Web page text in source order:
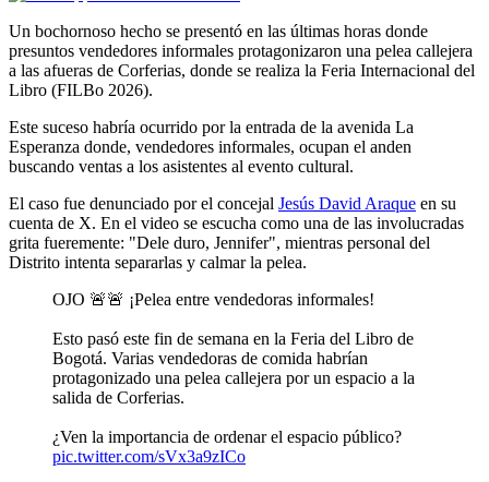
Un bochornoso hecho se presentó en las últimas horas donde
presuntos vendedores informales protagonizaron una pelea callejera
a las afueras de Corferias, donde se realiza la Feria Internacional del
Libro (FILBo 2026).
Este suceso habría ocurrido por la entrada de la avenida La
Esperanza donde, vendedores informales, ocupan el anden
buscando ventas a los asistentes al evento cultural.
El caso fue denunciado por el concejal Jesús David Araque en su
cuenta de X. En el video se escucha como una de las involucradas
grita fueremente: "Dele duro, Jennifer", mientras personal del
Distrito intenta separarlas y calmar la pelea.
OJO 🚨🚨 ¡Pelea entre vendedoras informales!
Esto pasó este fin de semana en la Feria del Libro de
Bogotá. Varias vendedoras de comida habrían
protagonizado una pelea callejera por un espacio a la
salida de Corferias.
¿Ven la importancia de ordenar el espacio público?
pic.twitter.com/sVx3a9zICo